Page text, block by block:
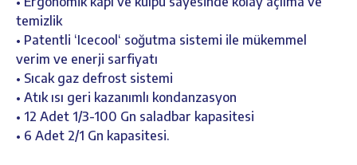
temizlik
• Patentli ‘Icecool‘ soğutma sistemi ile mükemmel
verim ve enerji sarfiyatı
• Sıcak gaz defrost sistemi
• Atık ısı geri kazanımlı kondanzasyon
• 12 Adet 1/3-100 Gn saladbar kapasitesi
• 6 Adet 2/1 Gn kapasitesi.